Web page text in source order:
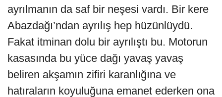
ayrılmanın da saf bir neşesi vardı. Bir kere
Abazdağı’ndan ayrılış hep hüzünlüydü.
Fakat itminan dolu bir ayrılıştı bu. Motorun
kasasında bu yüce dağı yavaş yavaş
beliren akşamın zifiri karanlığına ve
hatıraların koyuluğuna emanet ederken ona